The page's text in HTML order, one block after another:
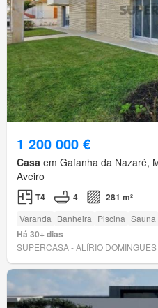
1 200 000 €
Casa em Gafanha da Nazaré,
Aveiro
T4 4 281 m²
Varanda Banheira Piscina Sauna
Há 30+ dias
SUPERCASA - ALÍRIO